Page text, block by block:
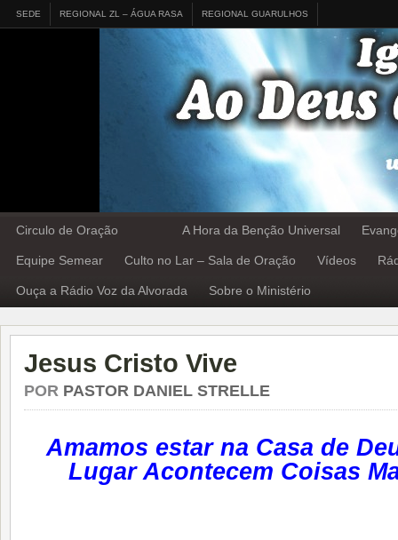
SEDE REGIONAL ZL – ÁGUA RASA REGIONAL GUARULHOS
Circulo de Oração A Hora da Benção Universal
Equipe Semear Culto no Lar – Sala de Oração Vídeos
Ouça a Rádio Voz da Alvorada Sobre o Ministério
Jesus Cristo Vive
POR PASTOR DANIEL STRELLE
Amamos estar na Casa de
Lugar Acontecem Coisas